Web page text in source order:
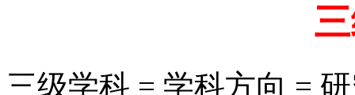
三级学科 = 学科方向 =